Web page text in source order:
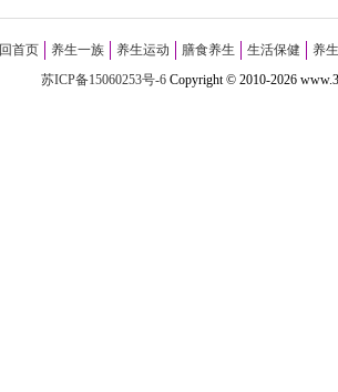
首页 养生一族 养生运动 膳食养生 生活保健
养
苏ICP备15060253号-6Copyright©2010-2026